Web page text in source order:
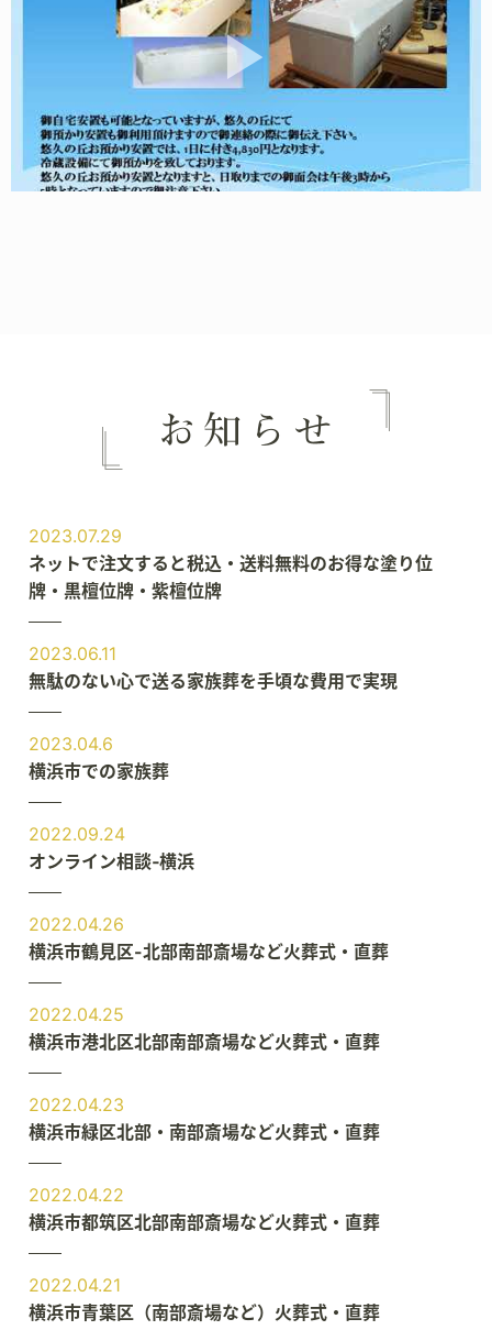
2023.07.29
ネットで注文すると税込・送料無料のお得な塗り位
牌・黒檀位牌・紫檀位牌
2023.06.11
無駄のない心で送る家族葬を手頃な費用で実現
2023.04.6
横浜市での家族葬
2022.09.24
オンライン相談‐横浜
2022.04.26
横浜市鶴見区-北部南部斎場など火葬式・直葬
2022.04.25
横浜市港北区北部南部斎場など火葬式・直葬
2022.04.23
横浜市緑区北部・南部斎場など火葬式・直葬
2022.04.22
横浜市都筑区北部南部斎場など火葬式・直葬
2022.04.21
横浜市青葉区（南部斎場など）火葬式・直葬